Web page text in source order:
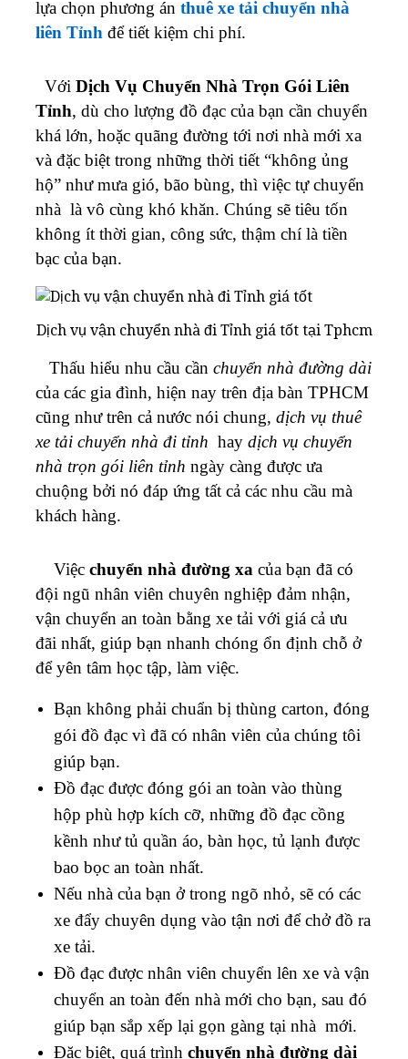
lựa chọn phương án thuê xe tải chuyển nhà
liên Tỉnh để tiết kiệm chi phí.
Với Dịch Vụ Chuyển Nhà Trọn Gói Liên
Tỉnh, dù cho lượng đồ đạc của bạn cần chuyển
khá lớn, hoặc quãng đường tới nơi nhà mới xa
và đặc biệt trong những thời tiết “không ủng
hộ” như mưa gió, bão bùng, thì việc tự chuyển
nhà là vô cùng khó khăn. Chúng sẽ tiêu tốn
không ít thời gian, công sức, thậm chí là tiền
bạc của bạn.
Dịch vụ vận chuyển nhà đi Tỉnh giá tốt tại Tphcm
Thấu hiểu nhu cầu cần chuyển nhà đường dài
của các gia đình, hiện nay trên địa bàn TPHCM
cũng như trên cả nước nói chung, dịch vụ thuê
xe tải chuyển nhà đi tỉnh hay dịch vụ chuyển
nhà trọn gói liên tỉnh ngày càng được ưa
chuộng bởi nó đáp ứng tất cả các nhu cầu mà
khách hàng.
Việc chuyển nhà đường xa của bạn đã có
đội ngũ nhân viên chuyên nghiệp đảm nhận,
vận chuyển an toàn bằng xe tải với giá cả ưu
đãi nhất, giúp bạn nhanh chóng ổn định chỗ ở
để yên tâm học tập, làm việc.
Bạn không phải chuẩn bị thùng carton, đóng
gói đồ đạc vì đã có nhân viên của chúng tôi
giúp bạn.
Đồ đạc được đóng gói an toàn vào thùng
hộp phù hợp kích cỡ, những đồ đạc cồng
kềnh như tủ quần áo, bàn học, tủ lạnh được
bao bọc an toàn nhất.
Nếu nhà của bạn ở trong ngõ nhỏ, sẽ có các
xe đẩy chuyên dụng vào tận nơi để chở đồ ra
xe tải.
Đồ đạc được nhân viên chuyển lên xe và vận
chuyển an toàn đến nhà mới cho bạn, sau đó
giúp bạn sắp xếp lại gọn gàng tại nhà mới.
Đặc biệt, quá trình chuyển nhà đường dài